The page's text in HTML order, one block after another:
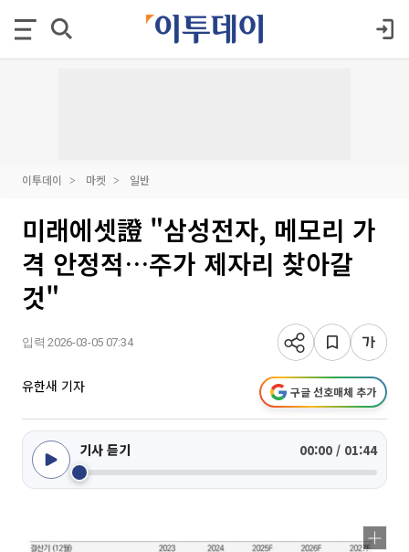
이투데이 마켓 일반
미래에셋證 "삼성전자, 메모리 가
격 안정적…주가 제자리 찾아갈
것"
입력 2026-03-05 07:34
유한새 기자 구글 선호매체 추가
기사 듣기 00:00 / 01:44